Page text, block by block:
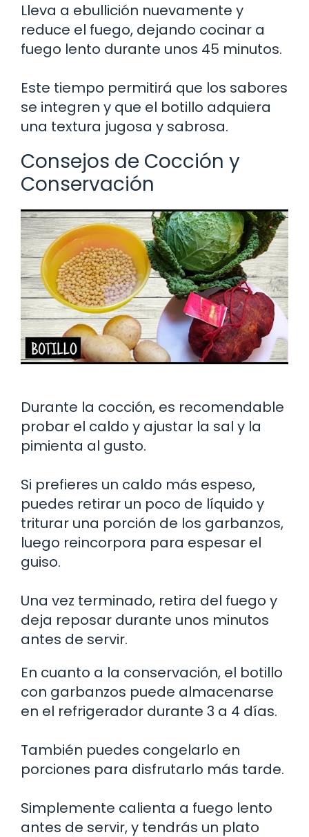
Lleva a ebullición nuevamente y
reduce el fuego, dejando cocinar a
fuego lento durante unos 45 minutos.
Este tiempo permitirá que los sabores
se integren y que el botillo adquiera
una textura jugosa y sabrosa.
Consejos de Cocción y
Conservación
Durante la cocción, es recomendable
probar el caldo y ajustar la sal y la
pimienta al gusto.
Si prefieres un caldo más espeso,
puedes retirar un poco de líquido y
triturar una porción de los garbanzos,
luego reincorpora para espesar el
guiso.
Una vez terminado, retira del fuego y
deja reposar durante unos minutos
antes de servir.
En cuanto a la conservación, el botillo
con garbanzos puede almacenarse
en el refrigerador durante 3 a 4 días.
También puedes congelarlo en
porciones para disfrutarlo más tarde.
Simplemente calienta a fuego lento
antes de servir, y tendrás un plato